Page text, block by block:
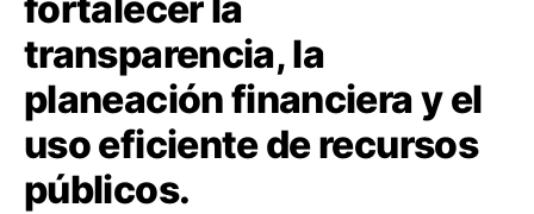
transparencia, la
planeación financiera y el
uso eficiente de recursos
públicos.